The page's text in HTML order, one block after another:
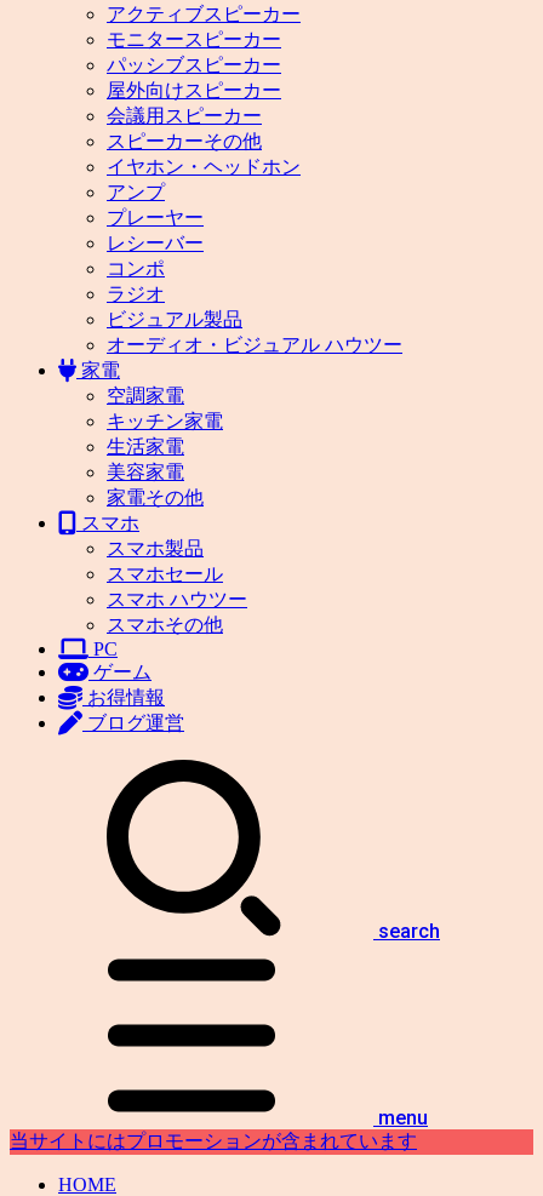
アクティブスピーカー
モニタースピーカー
パッシブスピーカー
屋外向けスピーカー
会議用スピーカー
スピーカーその他
イヤホン・ヘッドホン
アンプ
プレーヤー
レシーバー
コンポ
ラジオ
ビジュアル製品
オーディオ・ビジュアル ハウツー
家電
空調家電
キッチン家電
生活家電
美容家電
家電その他
スマホ
スマホ製品
スマホセール
スマホ ハウツー
スマホその他
PC
ゲーム
お得情報
ブログ運営
search
menu
当サイトにはプロモーションが含まれています
HOME